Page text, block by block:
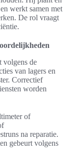
werkt samen met
De rol vraagt
volgens de
van lagers en
Correctief
worden
of
na reparatie.
gebeurt volgens